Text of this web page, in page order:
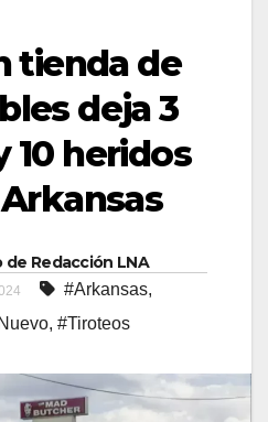
tienda de
deja 3
10 heridos
de Redacción LNA
#Arkansas,
, #Tiroteos